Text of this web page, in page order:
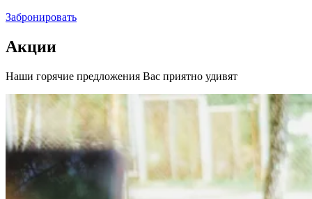
Забронировать
Акции
Наши горячие предложения Вас приятно удивят